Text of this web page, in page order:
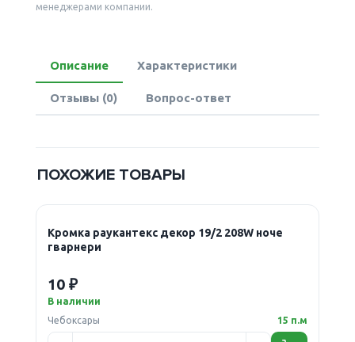
менеджерами компании.
Описание Характеристики
Отзывы (0) Вопрос-ответ
ПОХОЖИЕ ТОВАРЫ
Кромка раукантекс декор 19/2 208W ноче
гварнери
10 ₽
В наличии
Чебоксары
15 п.м